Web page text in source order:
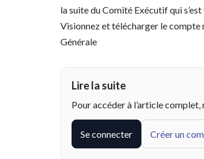
la suite du Comité Exécutif qui
Visionnez et télécharger le compte
Générale
Lire la suite
Pour accéder à l’article
Se connecter Créer un